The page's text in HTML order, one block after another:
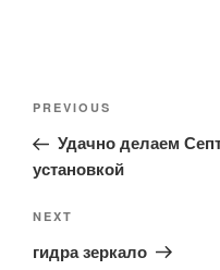
Post
Previous
Post
PREVIOUS
Удачно делаем
установкой
Next
Post
NEXT
гидра зеркало